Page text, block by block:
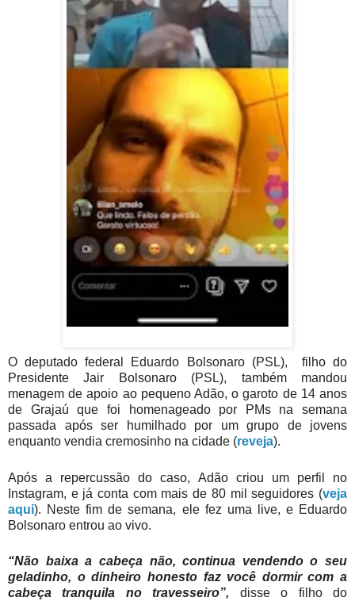
O deputado federal Eduardo Bolsonaro (PSL), filho do
Presidente Jair Bolsonaro (PSL), também mandou
menagem de apoio ao pequeno Adão, o garoto de 14 anos
de Grajaú que foi homenageado por PMs na semana
passada após ser humilhado por um grupo de jovens
enquanto vendia cremosinho na cidade (reveja).
Após a repercussão do caso, Adão criou um perfil no
Instagram, e já conta com mais de 80 mil seguidores (veja
aqui). Neste fim de semana, ele fez uma live, e Eduardo
Bolsonaro entrou ao vivo.
“Não baixa a cabeça não, continua vendendo o seu
geladinho, o dinheiro honesto faz você dormir com a
cabeça tranquila no travesseiro”, disse o filho do